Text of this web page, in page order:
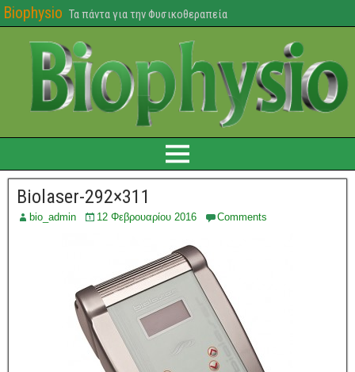
Biophysio Τα πάντα για την Φυσικοθεραπεία
Biolaser-292×311
bio_admin 12 Φεβρουαρίου 2016 Comments